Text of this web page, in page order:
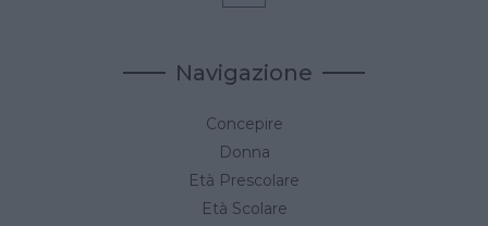
Navigazione
Concepire
Donna
Età Prescolare
Età Scolare